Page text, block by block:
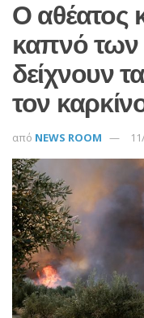
Ο αθέατος
καπνό των
δείχνουν
τον
από NEWS ROOM